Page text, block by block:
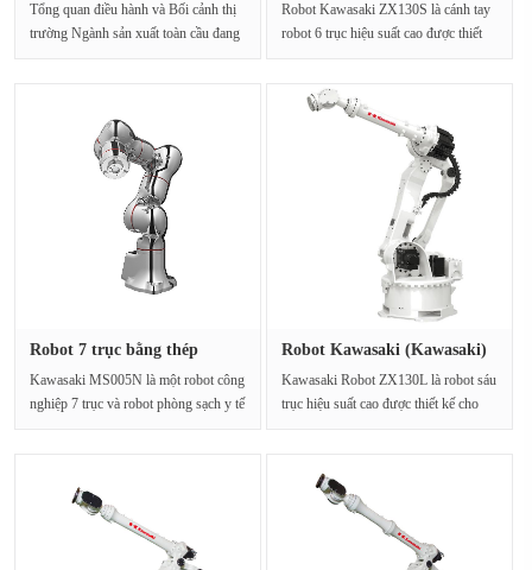
Tổng quan điều hành và Bối cảnh thị
trường Ngành sản xuất toàn cầu đang
Robot Kawasaki ZX130S là cánh tay
robot 6 trục hiệu suất cao được thiết
Robot 7 trục bằng thép
Kawasaki MS005N là một robot công
nghiệp 7 trục và robot phòng sạch y tế
Robot Kawasaki (Kawasaki)
Kawasaki Robot ZX130L là robot sáu
trục hiệu suất cao được thiết kế cho